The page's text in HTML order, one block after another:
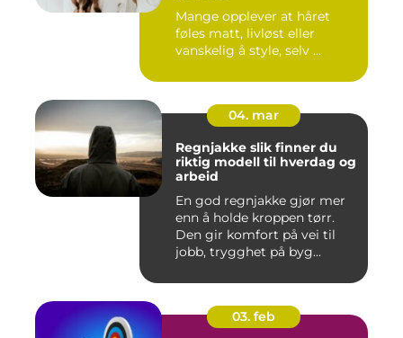
Mange opplever at håret
føles matt, livløst eller
vanskelig å style, selv ...
04. mar
Regnjakke slik finner du
riktig modell til hverdag og
arbeid
En god regnjakke gjør mer
enn å holde kroppen tørr.
Den gir komfort på vei til
jobb, trygghet på byg...
03. feb